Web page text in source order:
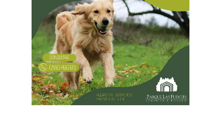
momento clave para la orientación vocacional y la
elección de un proyecto educativo. En este sentido, la
Universidad abrirá las puertas de sus aulas y espacios
institucionales para que los y las jóvenes puedan conocer
de cerca el funcionamiento de la vida universitaria,
dialogar con estudiantes y docentes, y recorrer las
instalaciones.
Cada aula del edificio estará destinada a una Escuela de